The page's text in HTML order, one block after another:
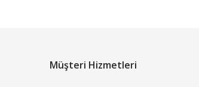
Müşteri Hizmetleri